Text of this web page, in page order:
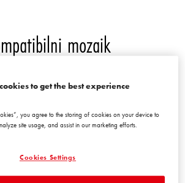
mozaik
to get the best experience
you agree to the storing of cookies on your device to
site usage, and assist in our marketing efforts.
Cookies Settings